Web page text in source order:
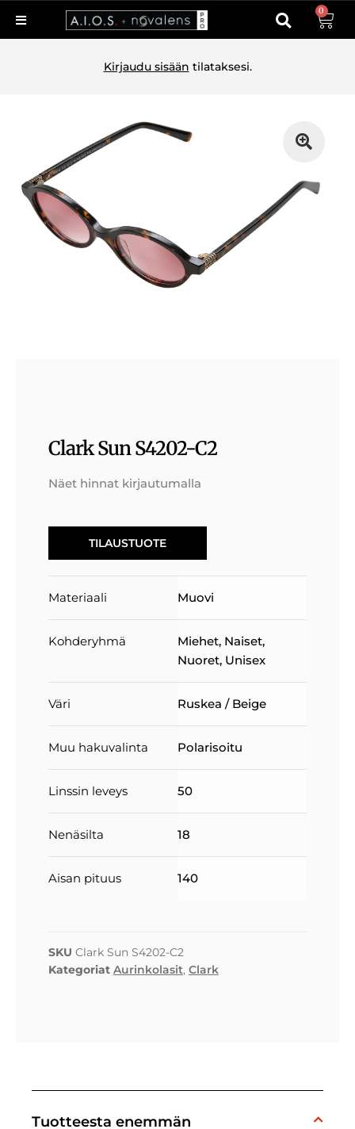
0
Kirjaudu sisään tilataksesi.
Clark Sun S4202-C2
Näet hinnat kirjautumalla
TILAUSTUOTE
Materiaali Muovi
Kohderyhmä Miehet, Naiset,
Nuoret, Unisex
Väri Ruskea / Beige
Muu hakuvalinta Polarisoitu
Linssin leveys 50
Nenäsilta 18
Aisan pituus 140
SKU Clark Sun S4202-C2
Kategoriat Aurinkolasit, Clark
Tuotteesta enemmän